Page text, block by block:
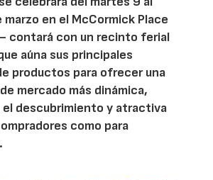
marzo en el McCormick Place
contará con un recinto ferial
aúna sus principales
productos para ofrecer una
mercado más dinámica,
descubrimiento y atractiva
como para